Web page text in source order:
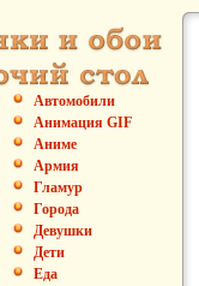
Автомобили
Анимация GIF
Аниме
Армия
Гламур
Города
Девушки
Дети
Еда